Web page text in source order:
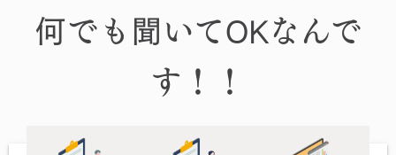
何でも聞いてOKなんで
す！！